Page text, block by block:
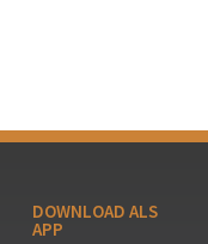
DOWNLOAD ALS
APP